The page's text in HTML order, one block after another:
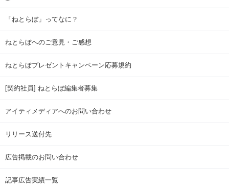
「ねとらぼ」ってなに？
ねとらぼへのご意見・ご感想
ねとらぼプレゼントキャンペーン応募規約
[契約社員] ねとらぼ編集者募集
アイティメディアへのお問い合わせ
リリース送付先
広告掲載のお問い合わせ
記事広告実績一覧